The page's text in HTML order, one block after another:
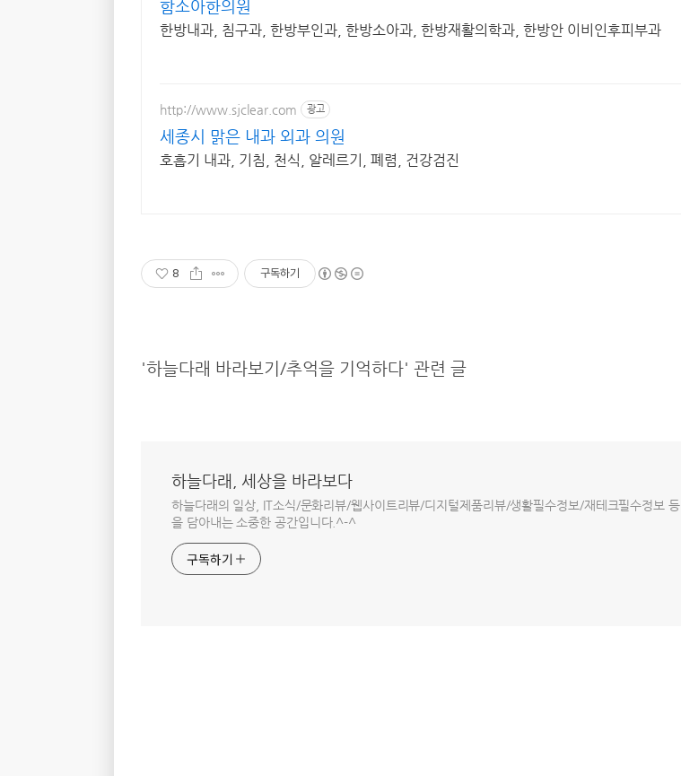
함소아한의원
한방내과, 침구과, 한방부인과, 한방소아과, 한방재활의학과, 한방안 이비인후피부과
http://www.sjclear.com 광고
세종시 맑은 내과 외과 의원
호흡기 내과, 기침, 천식, 알레르기, 폐렴, 건강검진
8 구독하기
'하늘다래 바라보기/추억을 기억하다' 관련 글
하늘다래, 세상을 바라보다
하늘다래의 일상, IT소식/문화리뷰/웹사이트리뷰/디지털제품리뷰/생활필수정보/재테크필수정보 등
을 담아내는 소중한 공간입니다.^-^
구독하기